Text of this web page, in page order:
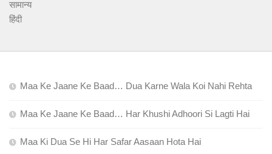
सामान्य
हिंदी
Maa Ke Jaane Ke Baad… Dua Karne Wala Koi Nahi Rehta
Maa Ke Jaane Ke Baad… Har Khushi Adhoori Si Lagti Hai
Maa Ki Dua Se Hi Har Safar Aasaan Hota Hai